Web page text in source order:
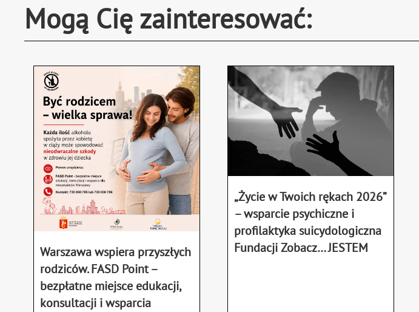
Mogą Cię zainteresować:
Warszawa wspiera przyszłych
rodziców. FASD Point –
bezpłatne miejsce edukacji,
konsultacji i wsparcia
„Życie w Twoich rękach 2026”
– wsparcie psychiczne i
profilaktyka suicydologiczna
Fundacji Zobacz… JESTEM